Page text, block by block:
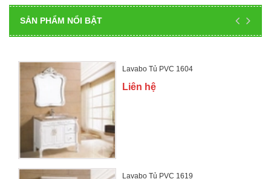
SẢN PHẨM NỔI BẬT
Lavabo Tủ PVC 1604
Liên hệ
Lavabo Tủ PVC 1619